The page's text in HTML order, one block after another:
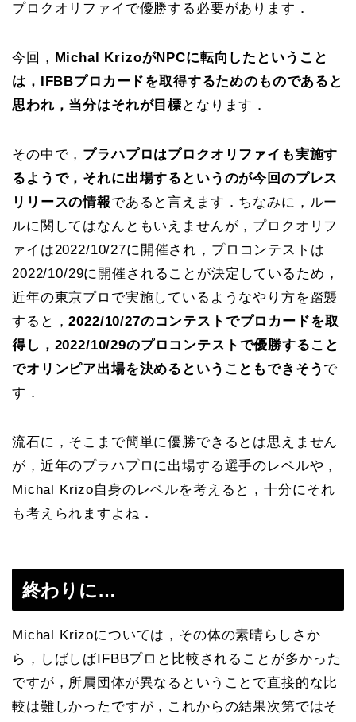
プロクオリファイで優勝する必要があります．
今回， Michal KrizoがNPCに転向したということ
は，IFBBプロカードを取得するためのものであると
思われ，当分はそれが目標 となります．
その中で， プラハプロはプロクオリファイも実施す
るようで，それに出場するというのが今回のプレス
リリースの情報であると言えます．ちなみに，ルー
ルに関してはなんともいえませんが，プロクオリフ
ァイは2022/10/27に開催され，プロコンテストは
2022/10/29に開催されることが決定しているため，
近年の東京プロで実施しているようなやり方を踏襲
すると，2022/10/27のコンテストでプロカードを取
得し，2022/10/29のプロコンテストで優勝すること
でオリンピア出場を決めるということもできそう で
す．
流石に，そこまで簡単に優勝できるとは思えません
が，近年のプラハプロに出場する選手のレベルや，
Michal Krizo自身のレベルを考えると，十分にそれ
も考えられますよね．
終わりに…
Michal Krizoについては，その体の素晴らしさか
ら，しばしばIFBBプロと比較されることが多かった
ですが，所属団体が異なるということで直接的な比
較は難しかったですが，これからの結果次第ではそ